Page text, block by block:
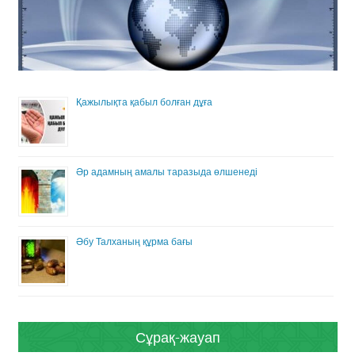
Қажылықта қабыл болған дұға
Әр адамның амалы таразыда өлшенеді
Әбу Талханың құрма бағы
Сұрақ-жауап